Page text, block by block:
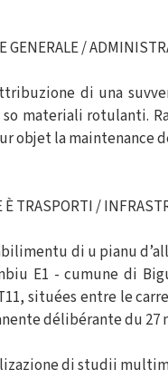
/
di una
materiali rotulanti.
objet la maintenance
TRASPORTI /
di u pianu
E1 - cumune di
situées entre le
délibérante du 27
di studii